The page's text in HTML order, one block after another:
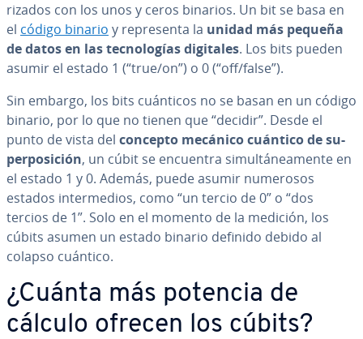
ri­za­dos con los unos y ceros binarios. Un bit se basa en
el código binario y re­pre­se­n­ta la unidad más pequeña
de datos en las te­c­no­lo­gías digitales. Los bits pueden
asumir el estado 1 (“true/on”) o 0 (“off/false”).
Sin embargo, los bits cuánticos no se basan en un código
binario, por lo que no tienen que “decidir”. Desde el
punto de vista del concepto mecánico cuántico de su­
pe­r­po­si­ción, un cúbit se encuentra si­mu­l­tá­nea­me­n­te en
el estado 1 y 0. Además, puede asumir numerosos
estados in­te­r­me­dios, como “un tercio de 0” o “dos
tercios de 1”. Solo en el momento de la medición, los
cúbits asumen un estado binario definido debido al
colapso cuántico.
¿Cuánta más potencia de
cálculo ofrecen los cúbits?